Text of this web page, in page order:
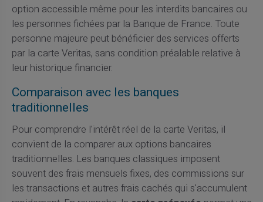
option accessible même pour les interdits bancaires ou
les personnes fichées par la Banque de France. Toute
personne majeure peut bénéficier des services offerts
par la carte Veritas, sans condition préalable relative à
leur historique financier.
Comparaison avec les banques
traditionnelles
Pour comprendre l'intérêt réel de la carte Veritas, il
convient de la comparer aux options bancaires
traditionnelles. Les banques classiques imposent
souvent des frais mensuels fixes, des commissions sur
les transactions et autres frais cachés qui s'accumulent